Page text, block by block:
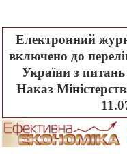
Електронний
включено до
України з
Наказ